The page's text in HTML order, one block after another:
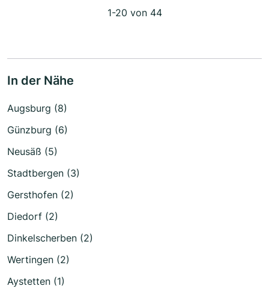
1-20 von 44
In der Nähe
Augsburg (8)
Günzburg (6)
Neusäß (5)
Stadtbergen (3)
Gersthofen (2)
Diedorf (2)
Dinkelscherben (2)
Wertingen (2)
Aystetten (1)